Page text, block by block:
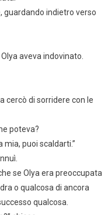
guardando indietro verso
aveva indovinato.
cercò di sorridere con le
poteva?
mia, puoi scaldarti.”
se Olya era preoccupata
o qualcosa di ancora
qualcosa.